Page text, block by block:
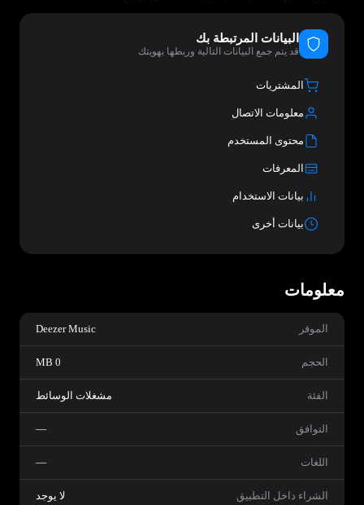
البيانات المرتبطة بك
قد يتم جمع البيانات التالية وربطها بهويتك
المشتريات
معلومات الاتصال
محتوى المستخدم
المعرفات
بيانات الاستخدام
بيانات أخرى
معلومات
الموفر Deezer Music
الحجم 0 MB
الفئة مشغلات الوسائط
التوافق —
اللغات —
الشراء داخل التطبيق لا يوجد